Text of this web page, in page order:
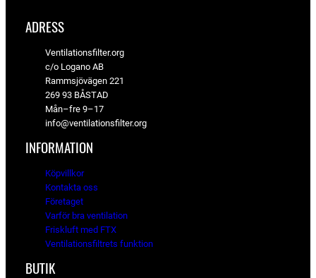
ADRESS
Ventilationsfilter.org
c/o Logano AB
Rammsjövägen 221
269 93 BÅSTAD
Mån–fre 9–17
info@ventilationsfilter.org
INFORMATION
Köpvillkor
Kontakta oss
Företaget
Varför bra ventilation
Friskluft med FTX
Ventilationsfiltrets funktion
BUTIK